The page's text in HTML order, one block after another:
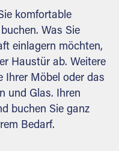
komfortable
Was Sie
einlagern möchten,
Haustür ab. Weitere
Ihrer Möbel oder das
und Glas. Ihren
buchen Sie ganz
Bedarf.